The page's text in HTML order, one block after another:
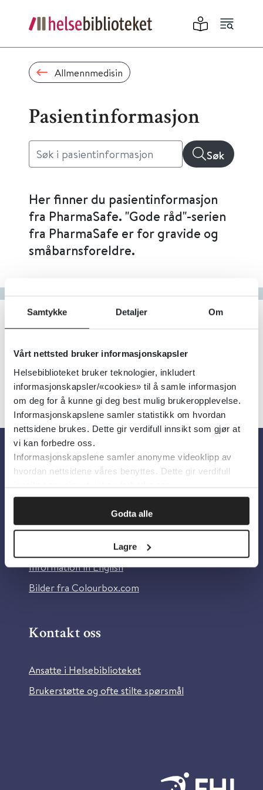
Samtykke Detaljer Om
Vårt nettsted bruker informasjonskapsler
Helsebiblioteket bruker teknologier, inkludert
informasjonskapsler/«cookies» til å samle informasjon
om deg for å kunne gi deg best mulig brukeropplevelse.
Informasjonskapslene samler statistikk om hvordan
nettsidene brukes. Dette gir verdifull innsikt som gjør at
vi kan forbedre oss.
Informasjonskapslene samler anonyme videoklipp av
hvordan nettsidene våres benyttes. Dette gir verdifull
innsikt som gjør at vi kan forbedre oss.
Godta alle
Lagre
Allmennmedisin
Pasientinformasjon
Søk
Her finner du pasientinformasjon
fra PharmaSafe. "Gode råd"-serien
fra PharmaSafe er for gravide og
småbarnsforeldre.
Gå til bokstav
Filter
Om oss
Personvern og informasjonskapsler
Tilgjengelighetserklæring
Information in English
Bilder fra Colourbox.com
Kontakt oss
Ansatte i Helsebiblioteket
Brukerstøtte og ofte stilte spørsmål